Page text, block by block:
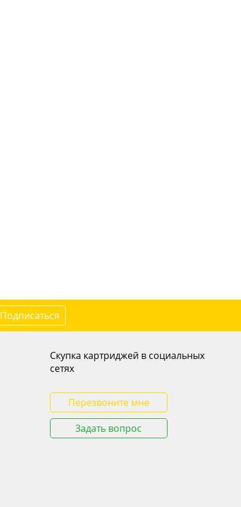
Подписаться
Скупка картриджей в социальных
сетях
Перезвоните мне
Задать вопрос